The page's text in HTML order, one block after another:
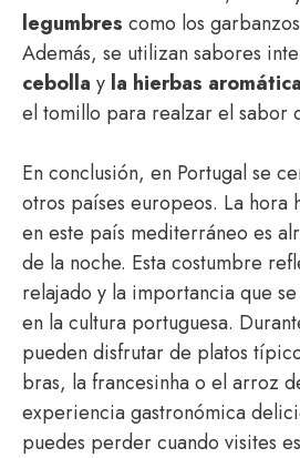
legumbres como los
Además, se utilizan sabores
cebolla y la hierbas
el tomillo para realzar el sabor
En conclusión, en Portugal se
otros países europeos. La hora
en este país mediterráneo es
de la noche. Esta costumbre
relajado y la importancia que
en la cultura portuguesa.
pueden disfrutar de platos
bras, la francesinha o el arroz
experiencia gastronómica
puedes perder cuando visites